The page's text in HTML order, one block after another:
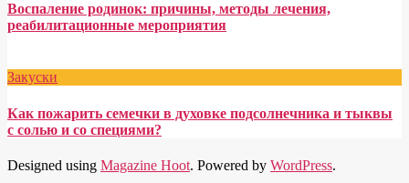
Воспаление родинок: причины, методы лечения,
реабилитационные мероприятия
Закуски
Как пожарить семечки в духовке подсолнечника и тыквы
с солью и со специями?
Designed using Magazine Hoot. Powered by WordPress.